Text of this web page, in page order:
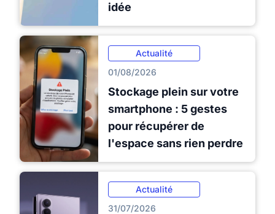
idée
Actualité
01/08/2026
Stockage plein sur votre
smartphone : 5 gestes
pour récupérer de
l'espace sans rien perdre
Actualité
31/07/2026